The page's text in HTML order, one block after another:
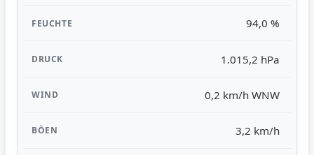
94,0 %
1.015,2 hPa
0,2 km/h WNW
3,2 km/h